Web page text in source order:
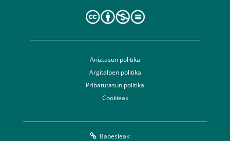
Aniztasun politika
Argitalpen politika
Pribatutasun politika
Cookieak
Babesleak: